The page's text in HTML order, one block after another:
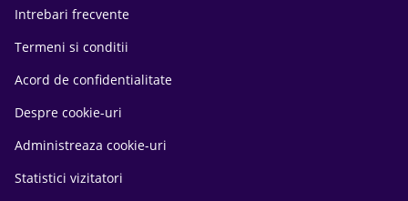
Intrebari frecvente
Termeni si conditii
Acord de confidentialitate
Despre cookie-uri
Administreaza cookie-uri
Statistici vizitatori